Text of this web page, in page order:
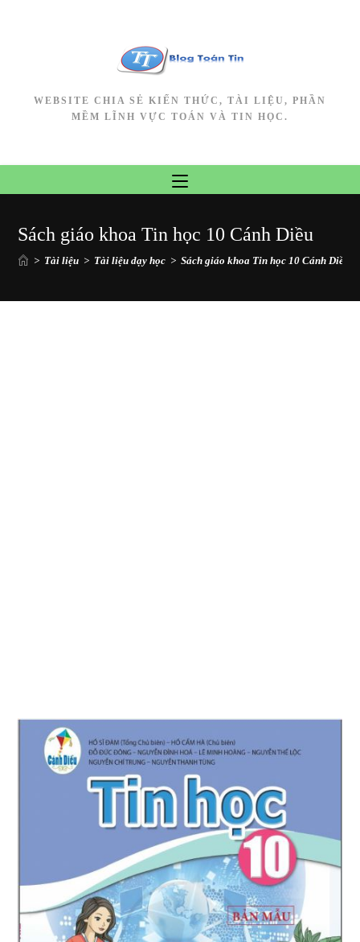
WEBSITE CHIA SẺ KIẾN THỨC, TÀI LIỆU, PHẦN
MỀM LĨNH VỰC TOÁN VÀ TIN HỌC.
Sách giáo khoa Tin học 10 Cánh Diều
> Tài liệu > Tài liệu dạy học > Sách giáo khoa Tin học 10 Cánh Diều